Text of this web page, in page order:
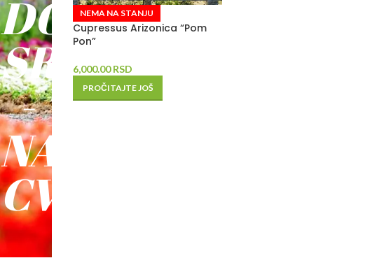
DO
SREĆE
-
NAŠE
CVEĆE
NEMA NA STANJU
Cupressus Arizonica “Pom
Pon”
6,000.00RSD
PROČITAJTE JOŠ